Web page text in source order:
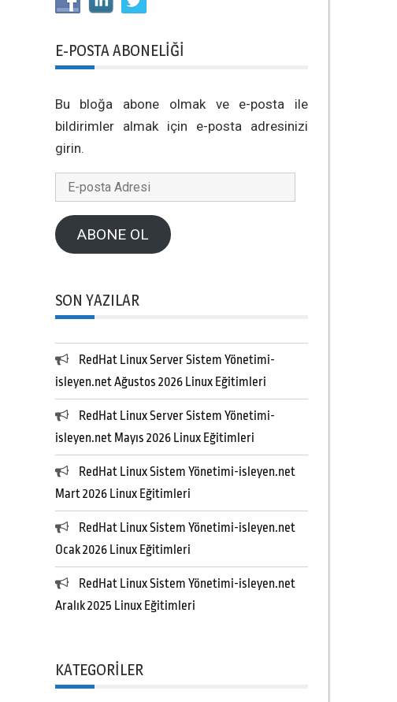
E-POSTA ABONELIĞI
Bu bloğa abone olmak ve e-posta ile
bildirimler almak için e-posta adresinizi
girin.
posta
AdresiABONE OL
SON YAZILAR
RedHat Linux Server Sistem Yönetimi-
isleyen.net Ağustos 2026 Linux Eğitimleri
RedHat Linux Server Sistem Yönetimi-
isleyen.net Mayıs 2026 Linux Eğitimleri
RedHat Linux Sistem Yönetimi-isleyen.net
Mart 2026 Linux Eğitimleri
RedHat Linux Sistem Yönetimi-isleyen.net
Ocak 2026 Linux Eğitimleri
RedHat Linux Sistem Yönetimi-isleyen.net
Aralık 2025 Linux Eğitimleri
KATEGORILER